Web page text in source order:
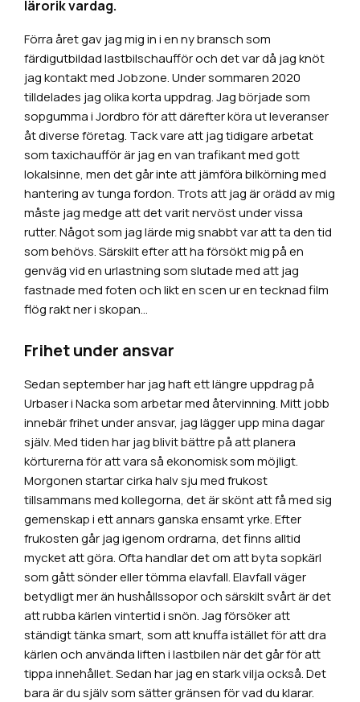
lärorik vardag.
Förra året gav jag mig in i en ny bransch som
färdigutbildad lastbilschaufför och det var då jag knöt
jag kontakt med Jobzone. Under sommaren 2020
tilldelades jag olika korta uppdrag. Jag började som
sopgumma i Jordbro för att därefter köra ut leveranser
åt diverse företag. Tack vare att jag tidigare arbetat
som taxichaufför är jag en van trafikant med gott
lokalsinne, men det går inte att jämföra bilkörning med
hantering av tunga fordon. Trots att jag är orädd av mig
måste jag medge att det varit nervöst under vissa
rutter. Något som jag lärde mig snabbt var att ta den tid
som behövs. Särskilt efter att ha försökt mig på en
genväg vid en urlastning som slutade med att jag
fastnade med foten och likt en scen ur en tecknad film
flög rakt ner i skopan…
Frihet under ansvar
Sedan september har jag haft ett längre uppdrag på
Urbaser i Nacka som arbetar med återvinning. Mitt jobb
innebär frihet under ansvar, jag lägger upp mina dagar
själv. Med tiden har jag blivit bättre på att planera
körturerna för att vara så ekonomisk som möjligt.
Morgonen startar cirka halv sju med frukost
tillsammans med kollegorna, det är skönt att få med sig
gemenskap i ett annars ganska ensamt yrke. Efter
frukosten går jag igenom ordrarna, det finns alltid
mycket att göra. Ofta handlar det om att byta sopkärl
som gått sönder eller tömma elavfall. Elavfall väger
betydligt mer än hushållssopor och särskilt svårt är det
att rubba kärlen vintertid i snön. Jag försöker att
ständigt tänka smart, som att knuffa istället för att dra
kärlen och använda liften i lastbilen när det går för att
tippa innehållet. Sedan har jag en stark vilja också. Det
bara är du själv som sätter gränsen för vad du klarar.